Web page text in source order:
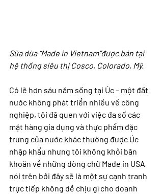
Sữa dừa “Made in Vietnam”được bán tại
hệ thống siêu thị Cosco, Colorado, Mỹ.
Có lẽ hơn sáu năm sống tại Úc – một đất
nước không phát triển nhiều về công
nghiệp, tôi đã quen với việc đa số các
mặt hàng gia dụng và thực phẩm đặc
trưng của nước khác thường được Úc
nhập khẩu nhưng tôi không khỏi băn
khoăn về những dòng chữ Made in USA
nói trên bởi đây sẽ là một sự cạnh tranh
trực tiếp không dễ chịu gì cho doanh